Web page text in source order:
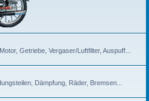
Getriebe, Vergaser/Luftfilter, Auspuff...
Dämpfung, Räder, Bremsen...